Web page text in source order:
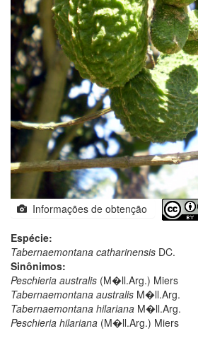
Informações de obtenção
Espécie:
Tabernaemontana catharinensis DC.
Sinônimos:
Peschieria australis (M�ll.Arg.) Miers
Tabernaemontana australis M�ll.Arg.
Tabernaemontana hilariana M�ll.Arg.
Peschieria hilariana (M�ll.Arg.) Miers